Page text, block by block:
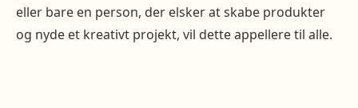
eller bare en person, der elsker at skabe produkter
og nyde et kreativt projekt, vil dette appellere til alle.